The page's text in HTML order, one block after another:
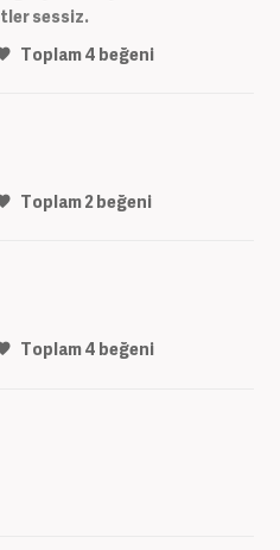
sessiz.
Toplam4 beğeni
Toplam2beğeni
Toplam4 beğeni